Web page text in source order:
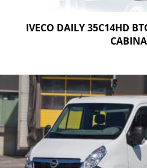
IVECO DAILY 35C14HD